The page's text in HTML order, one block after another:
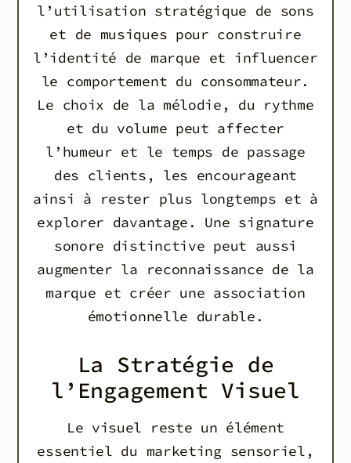
l’utilisation stratégique de sons
et de musiques pour construire
l’identité de marque et influencer
le comportement du consommateur.
Le choix de la mélodie, du rythme
et du volume peut affecter
l’humeur et le temps de passage
des clients, les encourageant
ainsi à rester plus longtemps et à
explorer davantage. Une signature
sonore distinctive peut aussi
augmenter la reconnaissance de la
marque et créer une association
émotionnelle durable.
La Stratégie de
l’Engagement Visuel
Le visuel reste un élément
essentiel du marketing sensoriel,